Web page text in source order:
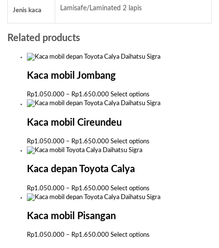
Jenis kaca Lamisafe/Laminated 2 lapis
Related products
Kaca mobil Jombang
Rp1.050.000 – Rp1.650.000Price
range:
through
Select options
product
product
Kaca mobil Cireundeu
Rp1.050.000 – Rp1.650.000Price
range:
through
Rp1.650.000
Select options
options
Kaca depan Toyota Calya
Rp1.050.000 – Rp1.650.000Price
range:
through
Select options
product
Kaca mobil Pisangan
Rp1.050.000 – Rp1.650.000Price
Select options